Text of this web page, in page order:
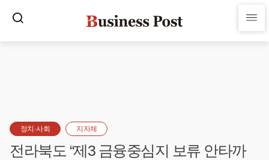
정치·사회 지자체
전라북도 “제3 금융중심지 보류 안타까